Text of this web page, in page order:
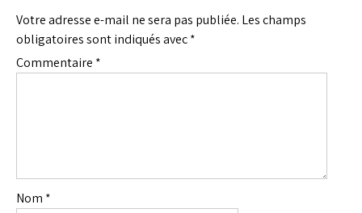
Votre adresse e-mail ne sera pas publiée. Les champs
obligatoires sont indiqués avec*
Commentaire *
Nom *